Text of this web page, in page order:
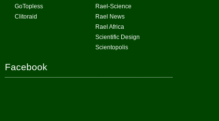
GoTopless
Clitoraid
Rael-Science
Rael News
Rael Africa
Scientific Design
Scientopolis
Facebook